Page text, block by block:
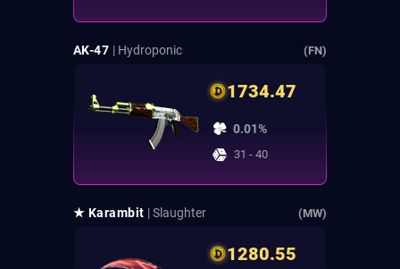
AK-47 | Hydroponic (FN)
1734.47
0.01%
31 - 40
★ Karambit | Slaughter (MW)
1280.55